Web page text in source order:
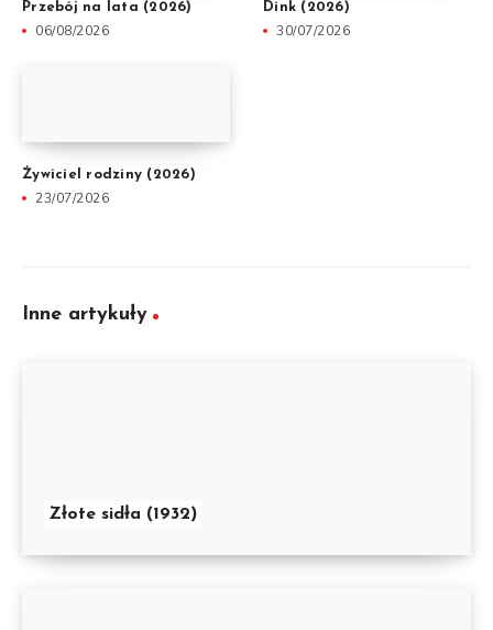
Przebój na lata (2026)
06/08/2026
Dink (2026)
30/07/2026
Żywiciel rodziny (2026)
23/07/2026
Inne artykuły
Złote sidła (1932)